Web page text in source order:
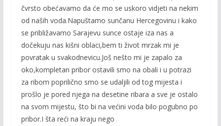
čvrsto obećavamo da će mo se uskoro vidjeti na nekim
od naših voda.Napuštamo sunčanu Hercegovinu i kako
se približavamo Sarajevu sunce ostaje iza nas a
dočekuju nas kišni oblaci,bem ti život mrzak mi je
povratak u svakodnevicu.Još nešto mi je zapalo za
oko,kompletan pribor ostavili smo na obali i u potrazi
za ribom poprilično smo se udaljili od tog mijesta i
prošlo je pored njega na desetine ribara a sve je ostalo
na svom mijestu, što bi na većini voda bilo pogubno po
pribor.I šta reći na kraju nego